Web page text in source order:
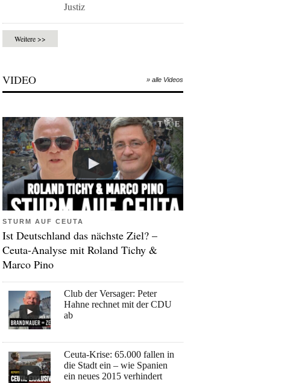
Justiz
Weitere >>
VIDEO » alle Videos
STURM AUF CEUTA
Ist Deutschland das nächste Ziel? –
Ceuta-Analyse mit Roland Tichy &
Marco Pino
Club der Versager: Peter
Hahne rechnet mit der CDU
ab
Ceuta-Krise: 65.000 fallen in
die Stadt ein – wie Spanien
ein neues 2015 verhindert